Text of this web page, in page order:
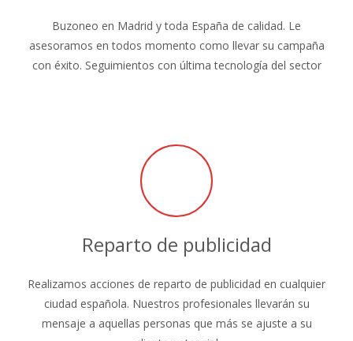
Buzoneo en Madrid y toda España de calidad. Le
asesoramos en todos momento como llevar su campaña
con éxito. Seguimientos con última tecnología del sector
Reparto de publicidad
Realizamos acciones de reparto de publicidad en cualquier
ciudad española. Nuestros profesionales llevarán su
mensaje a aquellas personas que más se ajuste a su